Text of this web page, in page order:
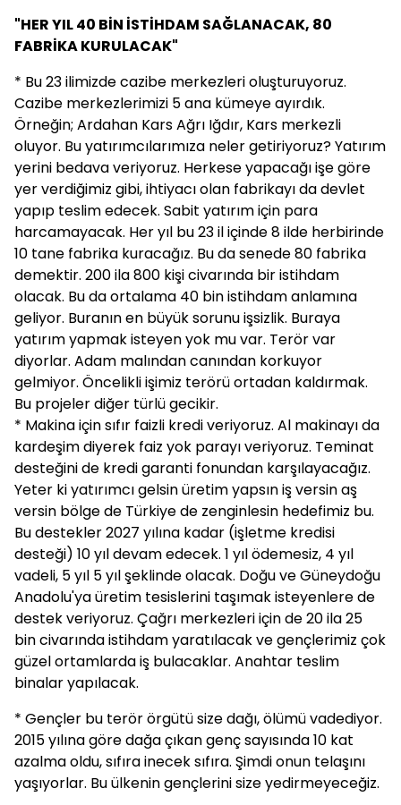
"HER YIL 40 BİN İSTİHDAM SAĞLANACAK, 80
FABRİKA KURULACAK"
* Bu 23 ilimizde cazibe merkezleri oluşturuyoruz.
Cazibe merkezlerimizi 5 ana kümeye ayırdık.
Örneğin; Ardahan Kars Ağrı Iğdır, Kars merkezli
oluyor. Bu yatırımcılarımıza neler getiriyoruz? Yatırım
yerini bedava veriyoruz. Herkese yapacağı işe göre
yer verdiğimiz gibi, ihtiyacı olan fabrikayı da devlet
yapıp teslim edecek. Sabit yatırım için para
harcamayacak. Her yıl bu 23 il içinde 8 ilde herbirinde
10 tane fabrika kuracağız. Bu da senede 80 fabrika
demektir. 200 ila 800 kişi civarında bir istihdam
olacak. Bu da ortalama 40 bin istihdam anlamına
geliyor. Buranın en büyük sorunu işsizlik. Buraya
yatırım yapmak isteyen yok mu var. Terör var
diyorlar. Adam malından canından korkuyor
gelmiyor. Öncelikli işimiz terörü ortadan kaldırmak.
Bu projeler diğer türlü gecikir.
* Makina için sıfır faizli kredi veriyoruz. Al makinayı da
kardeşim diyerek faiz yok parayı veriyoruz. Teminat
desteğini de kredi garanti fonundan karşılayacağız.
Yeter ki yatırımcı gelsin üretim yapsın iş versin aş
versin bölge de Türkiye de zenginlesin hedefimiz bu.
Bu destekler 2027 yılına kadar (işletme kredisi
desteği) 10 yıl devam edecek. 1 yıl ödemesiz, 4 yıl
vadeli, 5 yıl 5 yıl şeklinde olacak. Doğu ve Güneydoğu
Anadolu'ya üretim tesislerini taşımak isteyenlere de
destek veriyoruz. Çağrı merkezleri için de 20 ila 25
bin civarında istihdam yaratılacak ve gençlerimiz çok
güzel ortamlarda iş bulacaklar. Anahtar teslim
binalar yapılacak.
* Gençler bu terör örgütü size dağı, ölümü vadediyor.
2015 yılına göre dağa çıkan genç sayısında 10 kat
azalma oldu, sıfıra inecek sıfıra. Şimdi onun telaşını
yaşıyorlar. Bu ülkenin gençlerini size yedirmeyeceğiz.